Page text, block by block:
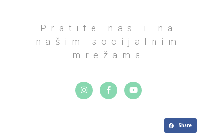
Pratite nas i na
našim socijalnim
mrežama
Share